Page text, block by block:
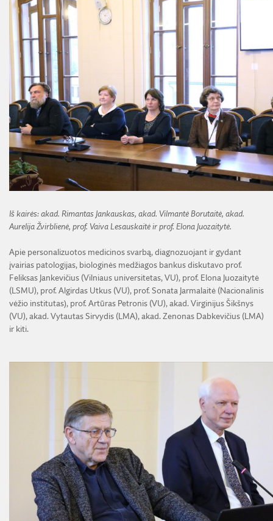
Iš kairės: akad. Rimantas Jankauskas, akad. Vilmantė Borutaitė, akad.
Aurelija Žvirblienė, prof. Vaiva Lesauskaitė ir prof. Elona Juozaitytė.
Apie personalizuotos medicinos svarbą, diagnozuojant ir gydant
įvairias patologijas, biologinės medžiagos bankus diskutavo prof.
Feliksas Jankevičius (Vilniaus universitetas, VU), prof. Elona Juozaitytė
(LSMU), prof. Algirdas Utkus (VU), prof. Sonata Jarmalaitė (Nacionalinis
vėžio institutas), prof. Artūras Petronis (VU), akad. Virginijus Šikšnys
(VU), akad. Vytautas Sirvydis (LMA), akad. Zenonas Dabkevičius (LMA)
ir kiti.